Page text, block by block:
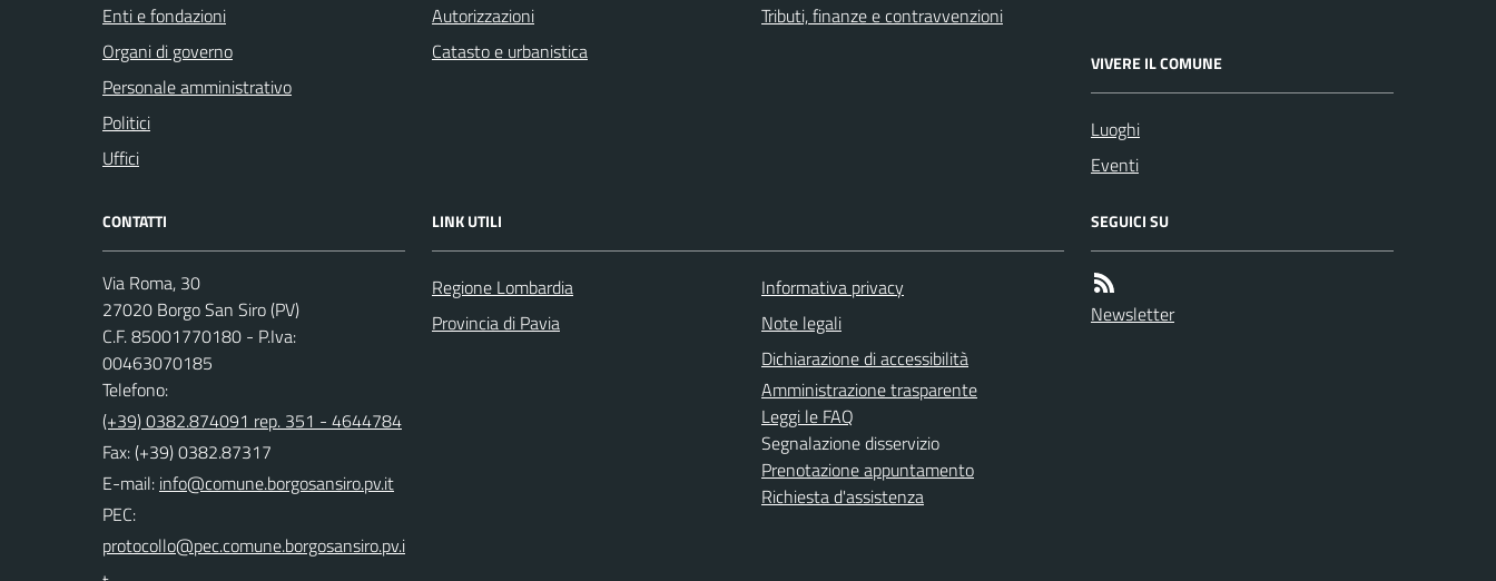
Enti e fondazioni
Organi di governo
Personale amministrativo
Politici
Uffici
Autorizzazioni
Catasto e urbanistica
Tributi, finanze e contravvenzioni
VIVERE IL COMUNE
Luoghi
Eventi
CONTATTI
Via Roma, 30
27020 Borgo San Siro (PV)
C.F. 85001770180 - P.Iva:
00463070185
Telefono:
(+39) 0382.874091 rep. 351 - 4644784
Fax: (+39) 0382.87317
E-mail:
PEC:
LINK UTILI
Regione Lombardia
Provincia di Pavia
Informativa privacy
Note legali
Dichiarazione di accessibilità
Amministrazione trasparente
Leggi le FAQ
Segnalazione disservizio
Prenotazione appuntamento
Richiesta d'assistenza
SEGUICI SU
Newsletter